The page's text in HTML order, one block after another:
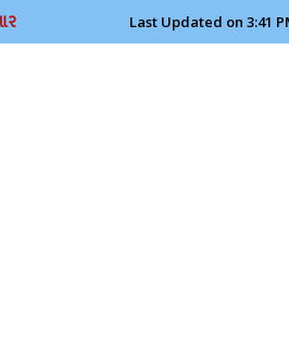
Last Updated on 3:41